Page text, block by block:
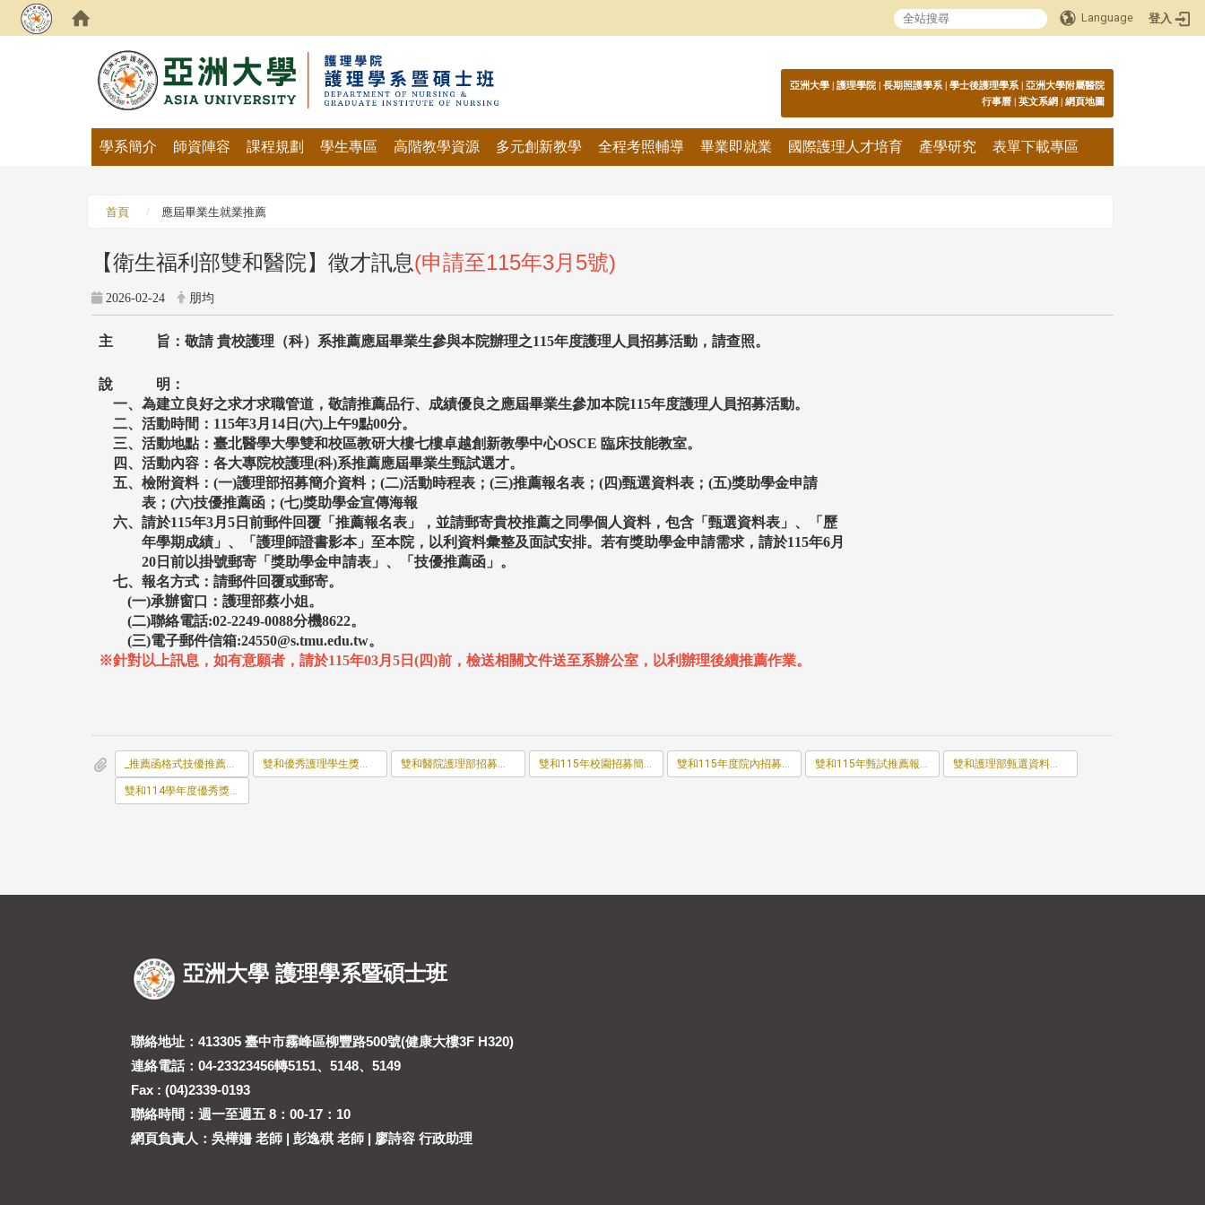
Language 登入
:::
亞洲大學 | 護理學院 | 長期照護學系 | 學士後護理學系 | 亞洲大學附屬醫院
行事曆 | 英文系網 | 網頁地圖
學系簡介 師資陣容 課程規劃 學生專區 高階教學資源 多元創新教學 全程考照輔導 畢業即就業 國際護理人才培育 產學研究 表單下載專區
首頁 應屆畢業生就業推薦
【衛生福利部雙和醫院】徵才訊息(申請至115年3月5號)
2026-02-24 朋均
主 旨：敬請 貴校護理（科）系推薦應屆畢業生參與本院辦理之115年度護理人員招募活動，請查照。
說 明：
一、為建立良好之求才求職管道，敬請推薦品行、成績優良之應屆畢業生參加本院115年度護理人員招募活動。
二、活動時間： 115年3月 14 日 (六) 上午9點00分。
三、活動地點：臺北醫學大學雙和校區教研大樓七樓卓越創新教學中心OSCE 臨床技能教室。
四、活動內容：各大專院校護理(科)系推薦應屆畢業生甄試選才。
五、檢附資料： (一)護理部招募簡介資料； (二)活動時程表； (三)推薦報名表； (四)甄選資料表； (五)獎助學金申請
表； (六)技優推薦函； (七)獎助學金宣傳海報
六、請於115年3月5 日前郵件回覆「推薦報名表」，並請郵寄貴校推薦之同學個人資料，包含「甄選資料表」、「歷
年學期成績」、「護理師證書影本」至本院，以利資料彙整及面試安排。若有獎助學金申請需求，請於115年6月
20 日前以掛號郵寄「獎助學金申請表」、「技優推薦函」。
七、報名方式：請郵件回覆或郵寄。
(一)承辦窗口：護理部蔡小姐。
(二)聯絡電話:02-2249-0088分機8622。
(三)電子郵件信箱:24550@s.tmu.edu.tw。
※針對以上訊息，如有意願者，請於115年03月5日(四)前，檢送相關文件送至系辦公室，以利辦理後續推薦作業。
_推薦函格式技優推薦專用.odt 雙和優秀護理學生獎助學金海報.pdf 雙和醫院護理部招募海報.pdf 雙和115年校園招募簡介.pdf 雙和115年度院內招募活動時程表.pdf 雙和115年甄試推薦報名表.odt 雙和護理部甄選資料表.odt
雙和114學年度優秀獎助學金申請表.pdf
亞洲大學 護理學系暨碩士班
聯絡地址：413305 臺中市霧峰區柳豐路500號(健康大樓3F H320)
連絡電話：04-23323456轉5151、5148、5149
Fax : (04)2339-0193
聯絡時間：週一至週五 8：00-17：10
網頁負責人：吳樺姍 老師 | 彭逸稘 老師 | 廖詩容 行政助理